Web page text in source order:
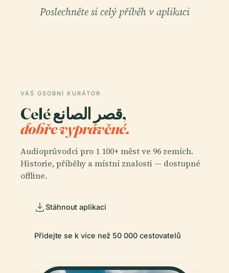
Poslechněte si celý příběh v aplikaci
VÁŠ OSOBNÍ KURÁTOR
Celé قصر الصانع,
dobře vyprávěné.
Audioprůvodci pro 1 100+ měst ve 96 zemích.
Historie, příběhy a místní znalosti — dostupné
offline.
Stáhnout aplikaci
Přidejte se k více než 50 000 cestovatelů